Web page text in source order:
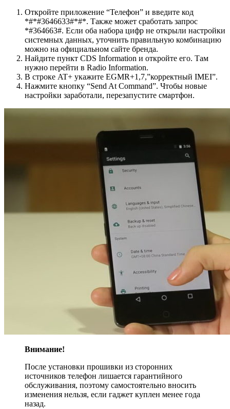
Откройте приложение “Телефон” и введите код
*#*#3646633#*#*. Также может сработать запрос
*#364663#. Если оба набора цифр не открыли настройки
системных данных, уточнить правильную комбинацию
можно на официальном сайте бренда.
Найдите пункт CDS Information и откройте его. Там
нужно перейти в Radio Information.
В строке AT+ укажите EGMR+1,7,”корректный IMEI”.
Нажмите кнопку “Send At Command”. Чтобы новые
настройки заработали, перезапустите смартфон.
Внимание!
После установки прошивки из сторонних
источников телефон лишается гарантийного
обслуживания, поэтому самостоятельно вносить
изменения нельзя, если гаджет куплен менее года
назад.